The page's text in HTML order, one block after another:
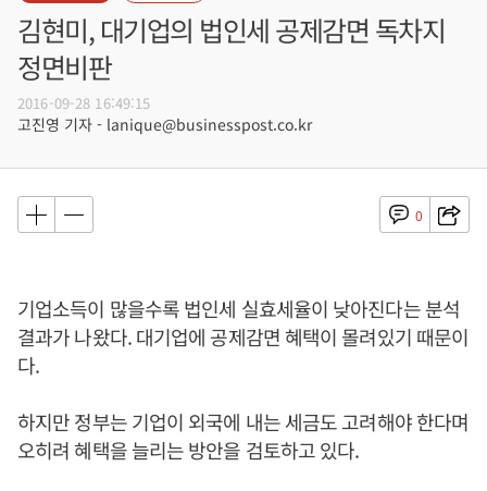
김현미, 대기업의 법인세 공제감면 독차지
정면비판
2016-09-28 16:49:15
고진영 기자 - lanique@businesspost.co.kr
0
기업소득이 많을수록 법인세 실효세율이 낮아진다는 분석
결과가 나왔다. 대기업에 공제감면 혜택이 몰려있기 때문이
다.
하지만 정부는 기업이 외국에 내는 세금도 고려해야 한다며
오히려 혜택을 늘리는 방안을 검토하고 있다.